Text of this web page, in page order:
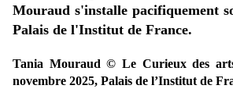
Mouraud s'installe pacifiquement
Palais de l'Institut de France.
Tania Mouraud © Le Curieux des
novembre 2025, Palais de l’Institut de